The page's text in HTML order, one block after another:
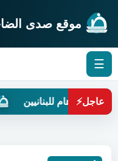
موقع صدى
☰
عاجل⚡
للبنانيين